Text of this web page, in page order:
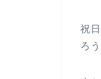
祝
ろ